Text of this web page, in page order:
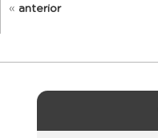
« anterior